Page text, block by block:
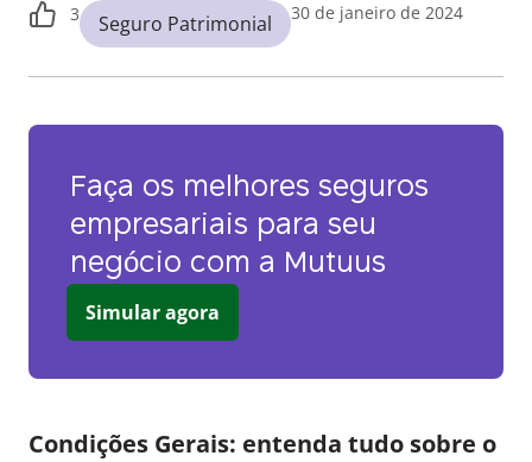
3 Seguro Patrimonial 30 de janeiro de 2024
Faça os melhores seguros
empresariais para seu
negócio com a Mutuus
Simular agora
Condições Gerais: entenda tudo sobre o